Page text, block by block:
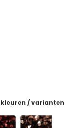
/ varianten